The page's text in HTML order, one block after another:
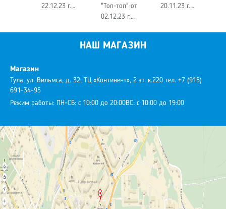
22.12.23 г.…
"Топ-топ" от
02.12.23 г.…
20.11.23 г.…
НАШ МАГАЗИН
Магазин
Тула, ул. Вильмса, д. 32, ТЦ «Континент», 2 эт. к.220 тел. +7 (915)
691-34-95
Режим работы: ПН-СБ: с 10:00 до 20:00ВС: с 10:00 до 19:00